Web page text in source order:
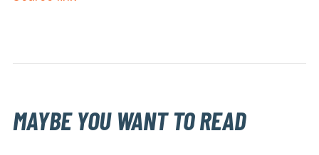
MAYBE YOU WANT TO READ